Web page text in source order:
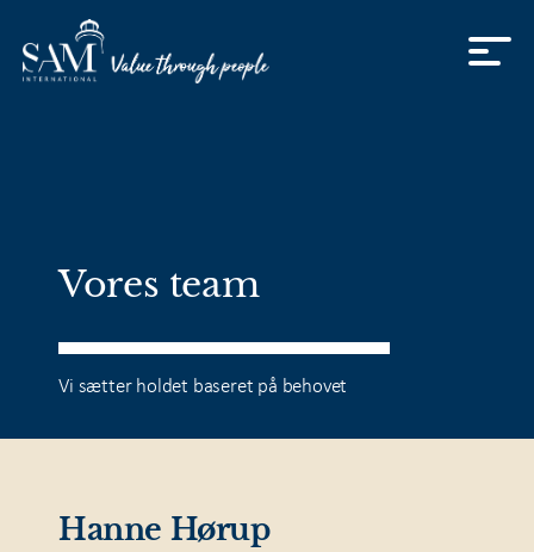
Vores team
Vi sætter holdet baseret på behovet
Hanne Hørup